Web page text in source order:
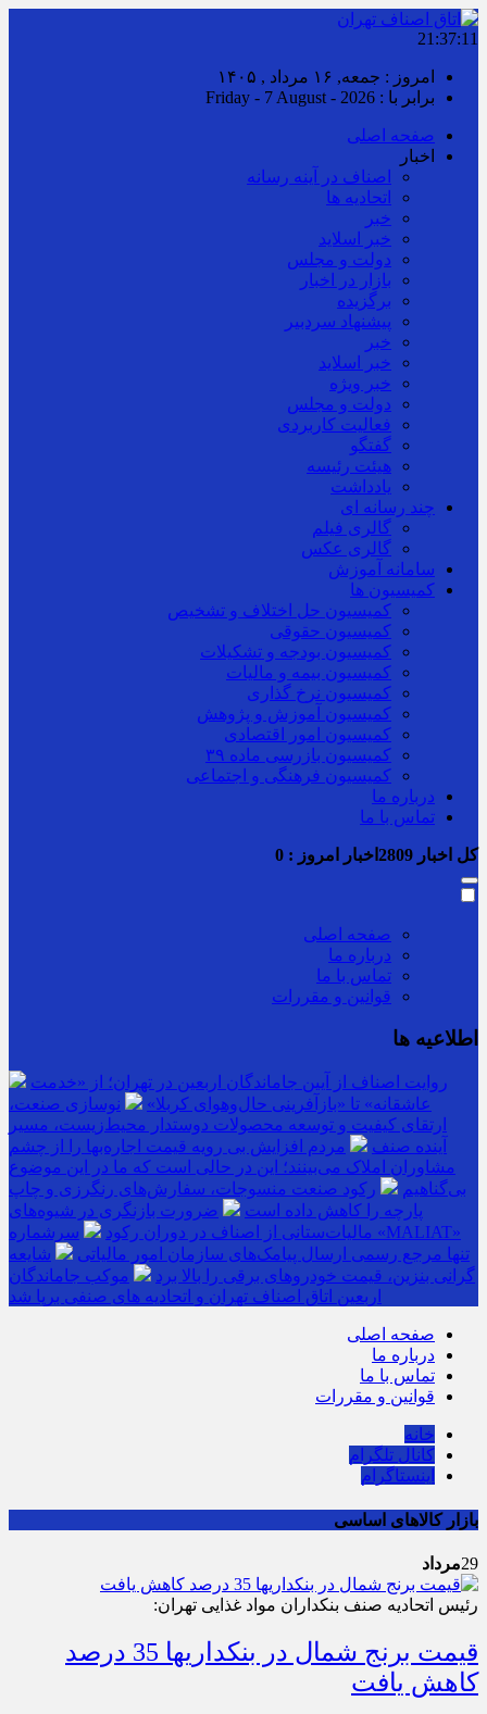
21:37:11
امروز : جمعه, ۱۶ مرداد , ۱۴۰۵
برابر با : Friday - 7 August - 2026
صفحه اصلی
اخبار
اصناف در آینه رسانه
اتحادیه ها
خبر
خبر اسلايد
دولت و مجلس
بازار در اخبار
برگزیده
پیشنهاد سردبیر
خبر
خبر اسلايد
خبر ویژه
دولت و مجلس
فعالیت کاربردی
گفتگو
هیئت رئیسه
یادداشت
چند رسانه ای
گالری فیلم
گالری عکس
سامانه آموزش
کمیسیون ها
کمیسیون حل اختلاف و تشخیص
کمیسیون حقوقی
کمیسیون بودجه و تشکیلات
کمیسیون بیمه و مالیات
کمیسیون نرخ گذاری
کمیسیون آموزش و پژوهش
کمیسیون امور اقتصادی
کمیسیون بازرسی ماده ۳۹
کمیسیون فرهنگی و اجتماعی
درباره ما
تماس با ما
کل اخبار اخبار امروز : 0
صفحه اصلی
درباره ما
تماس با ما
قوانین و مقررات
اطلاعیه ها
روایت اصناف از آیین جاماندگان اربعین در تهران؛ از «خدمت
عاشقانه» تا «بازآفرینی حال‌وهوای کربلا»
نوسازی صنعت،
ارتقای کیفیت و توسعه محصولات دوستدار محیط‌زیست، مسیر
آینده صنف
مردم افزایش بی رویه قیمت اجاره‌بها را از چشم
مشاوران املاک می‌بینند؛ این در حالی است که ما در این موضوع
بی‌گناهیم
رکود صنعت منسوجات، سفارش‌های رنگرزی و چاپ
پارچه را کاهش داده است
ضرورت بازنگری در شیوه‌های
مالیات‌ستانی از اصناف در دوران رکود
سرشماره «MALIAT»
تنها مرجع رسمی ارسال پیامک‌های سازمان امور مالیاتی
شایعه
گرانی بنزین، قیمت خودروهای برقی را بالا برد
موکب جاماندگان
اربعین اتاق اصناف تهران و اتحادیه های صنفی برپا شد
صفحه اصلی
درباره ما
تماس با ما
قوانین و مقررات
خانه
کانال تلگرام
اینستاگرام
بازار کالاهای اساسی
29مرداد
رئیس اتحادیه صنف بنکداران مواد غذایی تهران:
قیمت برنج شمال در بنکداری‎ها 35 درصد
کاهش یافت